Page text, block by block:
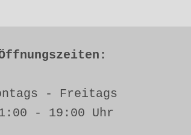
- Freitags
- 19:00 Uhr